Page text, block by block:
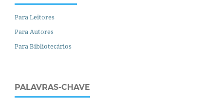
Para Leitores
Para Autores
Para Bibliotecários
PALAVRAS-CHAVE